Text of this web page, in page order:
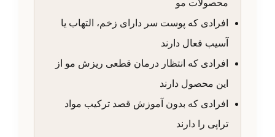
محصولات مو
افرادی که پوست سر دارای زخم، التهاب یا
آسیب فعال دارند
افرادی که انتظار درمان قطعی ریزش مو از
این محصول دارند
افرادی که بدون آموزش قصد ترکیب مواد
تراپی را دارند